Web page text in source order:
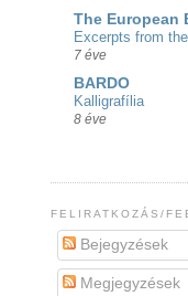
The European
Excerpts from
7 éve
BARDO
Kalligrafília
8 éve
FELIRATKOZÁS/
Bejegyzések
Megjegyzések